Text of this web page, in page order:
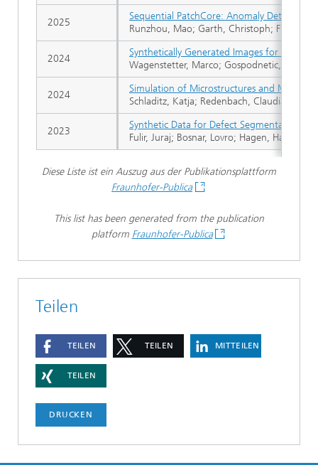
Sequential PatchCore: Anomaly Detection
Runzhou, Mao; Garth, Christoph; Fulir,
Synthetically Generated Images for
Wagenstetter, Marco; Gospodnetic, Petra;
Simulation of Microstructures and Machine
Schladitz, Katja; Redenbach, Claudia;
Synthetic Data for Defect Segmentation on
Fulir, Juraj; Bosnar, Lovro; Hagen, Hans;
2025
2024
2024
2023
Diese Liste ist ein Auszug aus der Publikationsplattform
Fraunhofer-Publica
This list has been generated from the publication
platform Fraunhofer-Publica
Teilen
TEILEN TEILEN MITTEILEN
TEILEN
DRUCKEN